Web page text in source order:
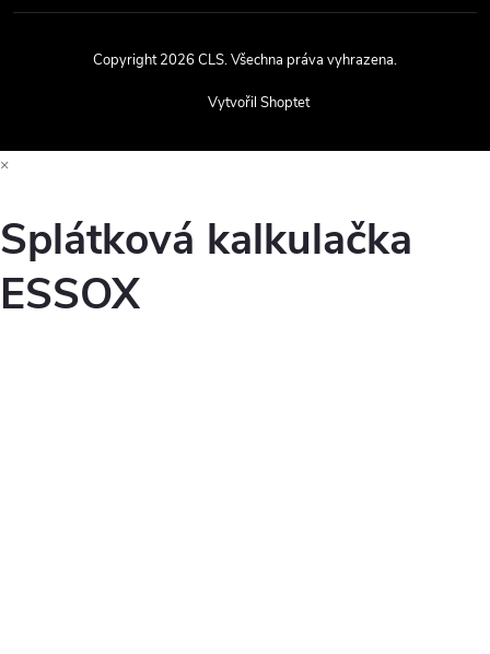
Vytvořil Shoptet
Copyright 2026CLS. Všechna práva vyhrazena.
×
Splátková kalkulačka
ESSOX